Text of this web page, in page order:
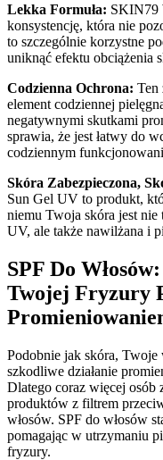
Lekka Formuła: SKIN79
konsystencję, która nie
to szczególnie korzystne
uniknąć efektu obciążenia
Codzienna Ochrona: Ten
element codziennej
negatywnymi skutkami
sprawia, że jest łatwy do
codziennym
Skóra Zabezpieczona,
Sun Gel UV to produkt,
niemu Twoja skóra jest
UV, ale także nawilżana i
SPF Do
Twojej Fryzury
Podobnie jak skóra, Twoje
szkodliwe działanie
Dlatego coraz więcej osób
produktów z filtrem
włosów. SPF do włosów
pomagając w utrzymaniu
fryzury.